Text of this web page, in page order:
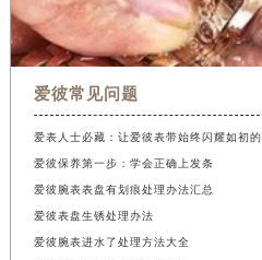
爱彼常见问题
爱表人士必藏：让爱彼表带始终闪耀如初
爱彼保养第一步：学会正确上发条
爱彼腕表表盘有划痕处理办法汇总
爱彼表盘生锈处理办法
爱彼腕表进水了处理方法大全